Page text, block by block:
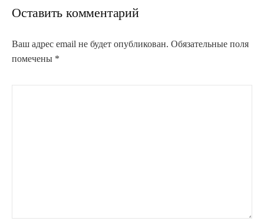
Оставить комментарий
Ваш адрес email не будет опубликован. Обязательные поля
помечены *